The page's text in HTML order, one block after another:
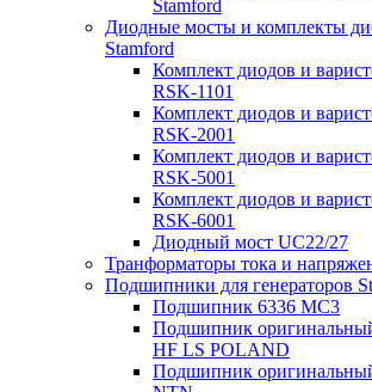
Stamford
Диодные мосты и комплекты
Stamford
Комплект диодов и
RSK-1101
Комплект диодов и
RSK-2001
Комплект диодов и
RSK-5001
Комплект диодов и
RSK-6001
Диодный мост UC22/27
Транформаторы тока и
Подшипники для генераторов
Подшипник 6336 МС3
Подшипник
HF LS POLAND
Подшипник